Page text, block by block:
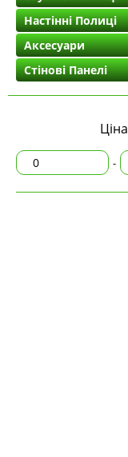
Настінні Полиці
Аксесуари
Стінові Панелі
Ціна
-